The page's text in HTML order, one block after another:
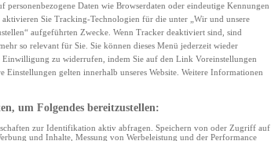
personenbezogene Daten wie Browserdaten oder eindeutige Kennungen
Sie Tracking-Technologien für die unter „Wir und unsere
aufgeführten Zwecke. Wenn Tracker deaktiviert sind, sind
so relevant für Sie. Sie können dieses Menü jederzeit wieder
zu widerrufen, indem Sie auf den Link Voreinstellungen
Einstellungen gelten innerhalb unseres Website. Weitere Informationen
um Folgendes bereitzustellen:
zur Identifikation aktiv abfragen. Speichern von oder Zugriff auf
und Inhalte, Messung von Werbeleistung und der Performance